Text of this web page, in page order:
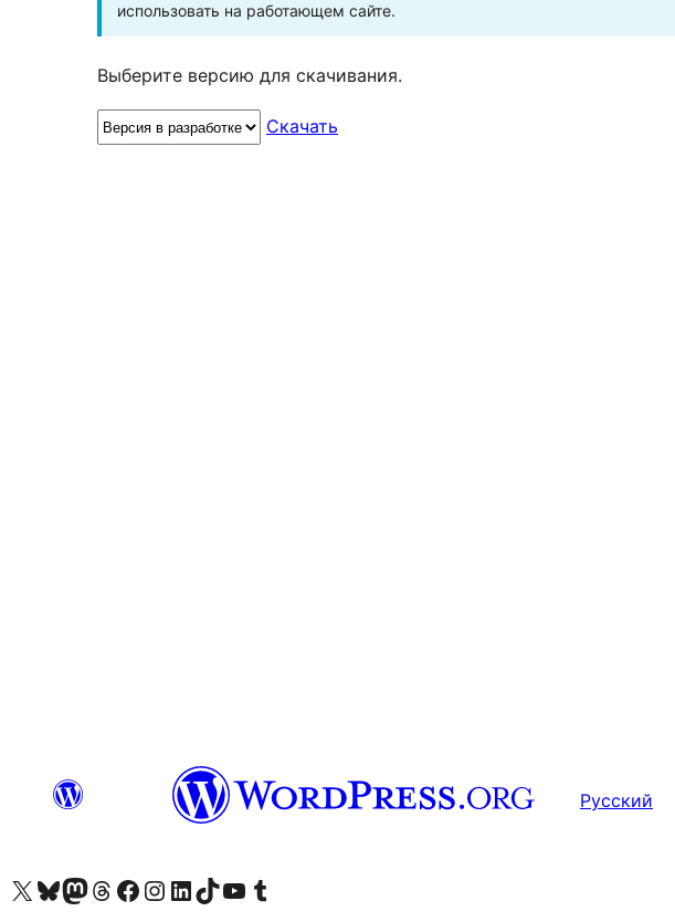
использовать на работающем сайте.
Выберите версию для скачивания.
Скачать
Русский
Посетите нас в X (ранее Twitter)
Посетите нашу учётную запись в Bluesky
Посетите нашу ленту в Mastodon
Посетите нашу учётную запись в Threads
Посетите нашу страницу на Facebook
Посетите наш Instagram
Посетите нашу страницу в LinkedIn
Посетите нашу учётную запись в TikTok
Посетите наш канал YouTube
Посетите нашу учётную запись в Tumblr